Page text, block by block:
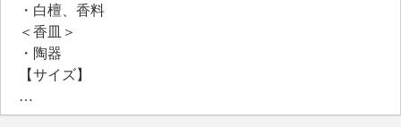
・白檀、香料
＜香皿＞
・陶器
【サイズ】
＜プチサシェ＞
・約幅９．８×横１０．０×高さ１ｃｍ